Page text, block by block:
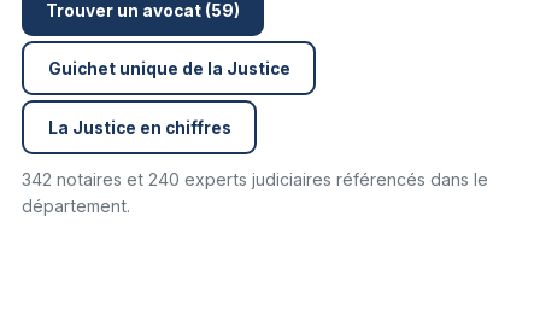
Trouver un avocat (59)
Guichet unique de la Justice
La Justice en chiffres
342 notaires et 240 experts judiciaires référencés dans le
département.